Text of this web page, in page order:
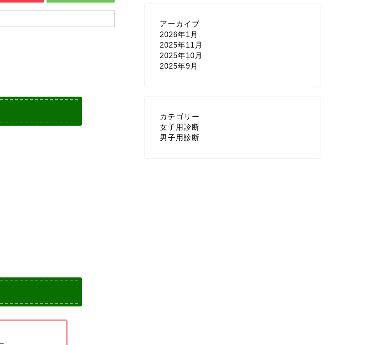
アーカイブ
2026年1月
2025年11月
2025年10月
2025年9月
カテゴリー
女子用診断
男子用診断